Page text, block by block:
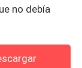
no debía